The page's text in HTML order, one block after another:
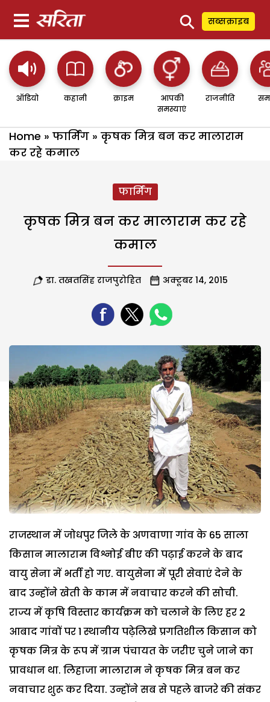
⚲ सब्सक्राइब
ऑडियो कहानी क्राइम
आपकी
समस्याएं
राजनीति
Home » फार्मिंग » कृषक मित्र बन कर मालाराम
कर रहे कमाल
फार्मिंग
कृषक मित्र बन कर मालाराम कर रहे
कमाल
डा. तखतसिंह राजपुरोहित अक्टूबर 14, 2015
राजस्थान में जोधपुर जिले के अणवाणा गांव के 65 साला
किसान मालाराम विश्नोई बीए की पढ़ाई करने के बाद
वायु सेना में भर्ती हो गए. वायुसेना में पूरी सेवाएं देने के
बाद उन्होंने खेती के काम में नवाचार करने की सोची.
राज्य में कृषि विस्तार कार्यक्रम को चलाने के लिए हर 2
आबाद गांवों पर 1 स्थानीय पढ़ेलिखे प्रगतिशील किसान को
कृषक मित्र के रूप में ग्राम पंचायत के जरीए चुने जाने का
प्रावधान था. लिहाजा मालाराम ने कृषक मित्र बन कर
नवाचार शुरू कर दिया. उन्होंने सब से पहले बाजरे की संकर